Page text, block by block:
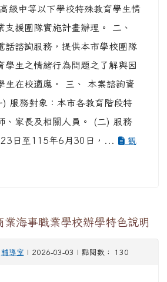
級中等以下學校特殊教育學生情
支援團隊實施計畫辦理。 二、
話諮詢服務，提供本市學校團隊
學生之情緒行為問題之了解與因
生在校適應。 三、 本案諮詢資
服務對象：本市各教育階段特
、家長及相關人員。 (二) 服務
日至115年6月30日，...
觀
業海事職業學校辦學特色說明
輔導室 | 2026-03-03 | 點閱數： 130